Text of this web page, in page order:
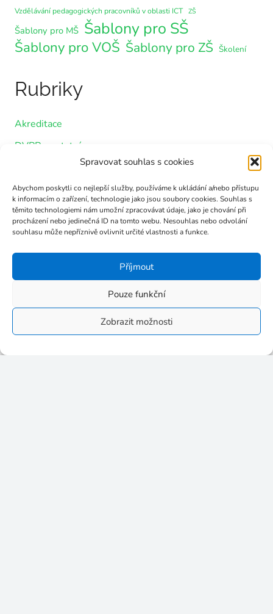
Spravovat souhlas s cookies
Abychom poskytli co nejlepší služby, používáme k ukládání a/nebo přístupu
k informacím o zařízení, technologie jako jsou soubory cookies. Souhlas s
těmito technologiemi nám umožní zpracovávat údaje, jako je chování při
procházení nebo jedinečná ID na tomto webu. Nesouhlas nebo odvolání
souhlasu může nepříznivě ovlivnit určité vlastnosti a funkce.
Příjmout
Pouze funkční
Zobrazit možnosti
Vzdělávání pedagogických pracovníků v oblasti ICT ZŠ
Šablony pro MŠ Šablony pro SŠ
Šablony pro VOŠ Šablony pro ZŠ Školení
Rubriky
Akreditace
DVPP – ostatní
Šablony DVPP pro MŠ a ZŠ
Šablony DVPP pro SŠ a VOŠ
Archivy